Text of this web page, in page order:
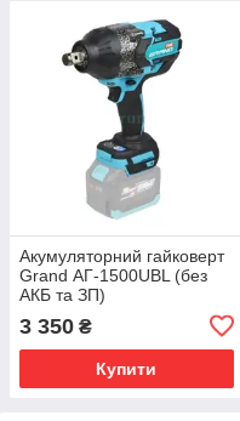
Акумуляторний гайковерт
Grand АГ-1500UBL (без
АКБ та ЗП)
3 350 ₴
Купити